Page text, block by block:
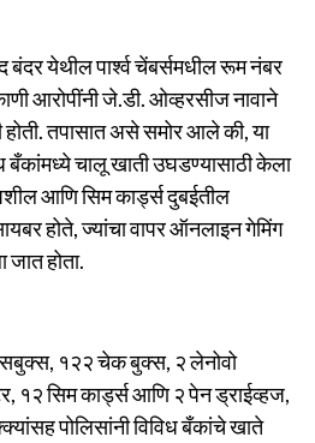
बंदर येथील पार्श्व चेंबर्समधील रूम नंबर
आरोपींनी जे.डी. ओव्हरसीज नावाने
तपासात असे समोर आले की, या
बँकांमध्ये चालू खाती उघडण्यासाठी केला
आणि सिम कार्ड्स दुबईतील
होते, ज्यांचा वापर ऑनलाइन गेमिंग
जात होता.
१२२ चेक बुक्स, २ लेनोवो
१२ सिम कार्ड्स आणि २ पेन ड्राईव्हज,
पोलिसांनी विविध बँकांचे खाते